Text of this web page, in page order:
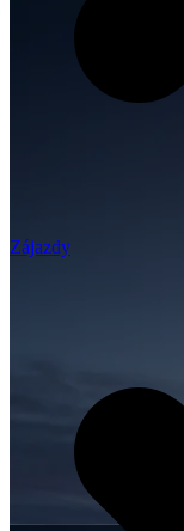
Zájazdy